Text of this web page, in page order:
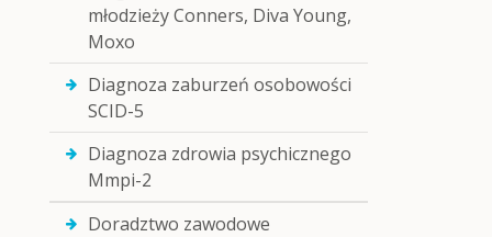
młodzieży Conners, Diva Young,
Moxo
Diagnoza zaburzeń osobowości
SCID-5
Diagnoza zdrowia psychicznego
Mmpi-2
Doradztwo zawodowe